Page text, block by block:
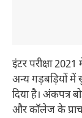
इंटर परीक्षा
अन्य गड़बड़ियों में
दिया है। अंकपत्र
और कॉलेज के